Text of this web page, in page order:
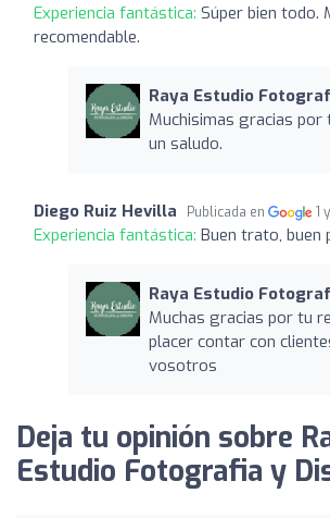
Experiencia fantástica: Súper bien todo.
recomendable.
Raya Estudio
Muchisimas gracias por
un saludo.
Diego Ruiz Hevilla Publicada en 1
Experiencia fantástica: Buen trato, buen
Raya Estudio
Muchas gracias por tu
placer contar con
vosotros
Deja tu opinión sobre
Estudio Fotografia y